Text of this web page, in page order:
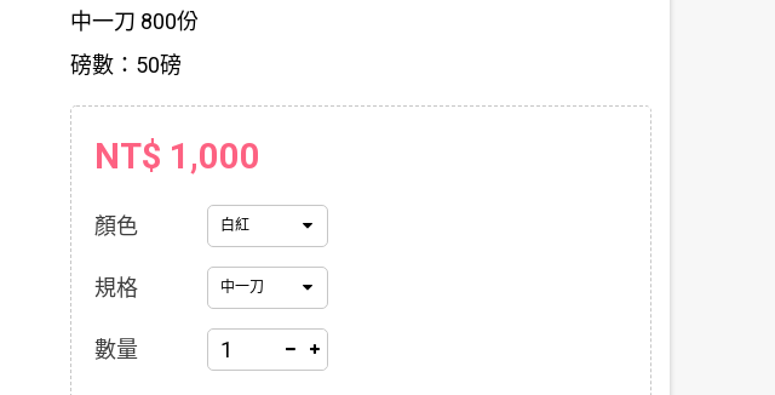
中一刀 800份
磅數：50磅
NT$ 1,000
顏色 白紅
規格 中一刀
數量